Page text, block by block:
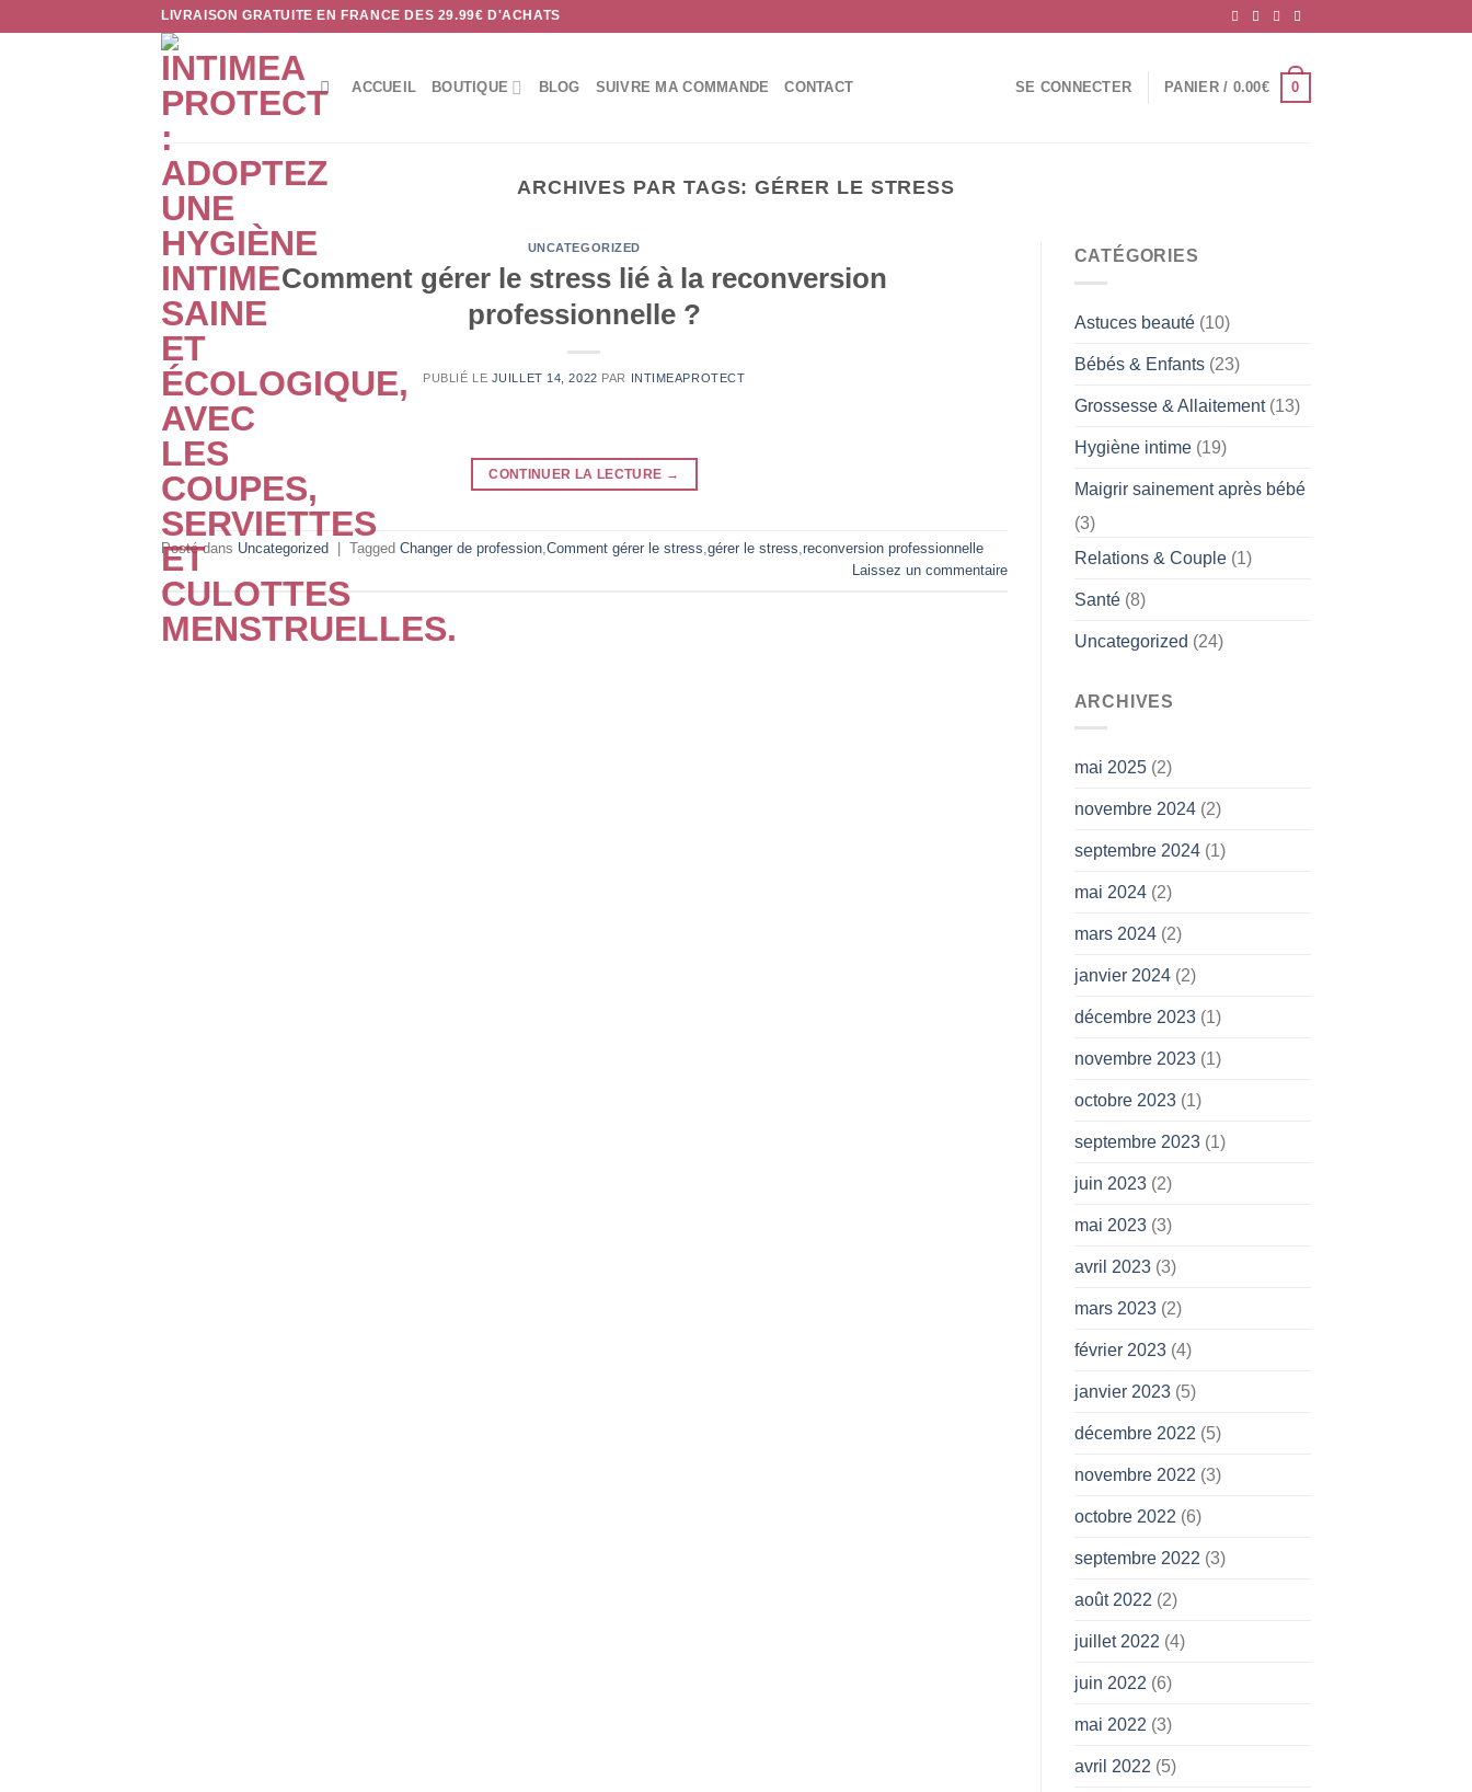
LIVRAISON GRATUITE EN FRANCE DES 29.99€ D'ACHATS
ACCUEIL BOUTIQUE BLOG SUIVRE MA COMMANDE CONTACT SE CONNECTER PANIER / 0.00€ 0
ARCHIVES PAR TAGS:GÉRER LE STRESS
UNCATEGORIZED
Comment gérer le stress lié à la reconversion
professionnelle ?
PUBLIÉ LE JUILLET 14, 2022 PAR INTIMEAPROTECT
CONTINUER LA LECTURE →
Posté dans Uncategorized Tagged Changer de profession,Comment gérer le stress,gérer le stress,reconversion professionnelle
Laissez un commentaire
CATÉGORIES
Astuces beauté(10)
Bébés & Enfants(23)
Grossesse & Allaitement(13)
Hygiène intime(19)
Maigrir sainement après bébé
(3)
Relations & Couple(1)
Santé(8)
Uncategorized (24)
ARCHIVES
mai 2025(2)
novembre 2024(2)
septembre 2024(1)
mai 2024(2)
mars 2024(2)
janvier 2024(2)
décembre 2023(1)
novembre 2023(1)
octobre 2023(1)
septembre 2023(1)
juin 2023(2)
mai 2023(3)
avril 2023(3)
mars 2023(2)
février 2023(4)
janvier 2023(5)
décembre 2022 (5)
novembre 2022 (3)
octobre 2022 (6)
septembre 2022 (3)
août 2022 (2)
juillet 2022 (4)
juin 2022 (6)
mai 2022 (3)
avril 2022 (5)